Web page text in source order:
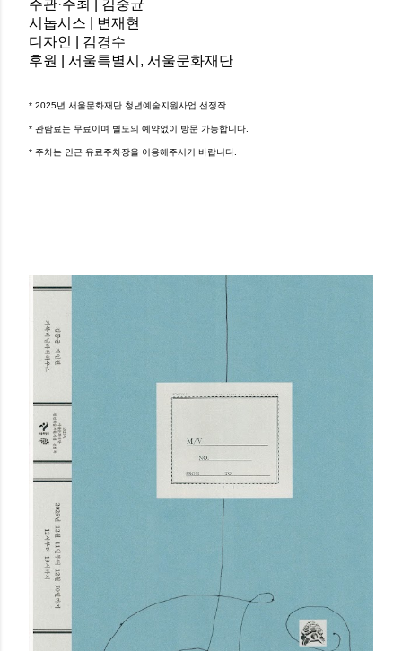
주관·주최 | 김중균
시놉시스 | 변재현
디자인 | 김경수
후원 | 서울특별시, 서울문화재단
* 2025년 서울문화재단 청년예술지원사업 선정작
* 관람료는 무료이며 별도의 예약없이 방문 가능합니다.
* 주차는 인근 유료주차장을 이용해주시기 바랍니다.